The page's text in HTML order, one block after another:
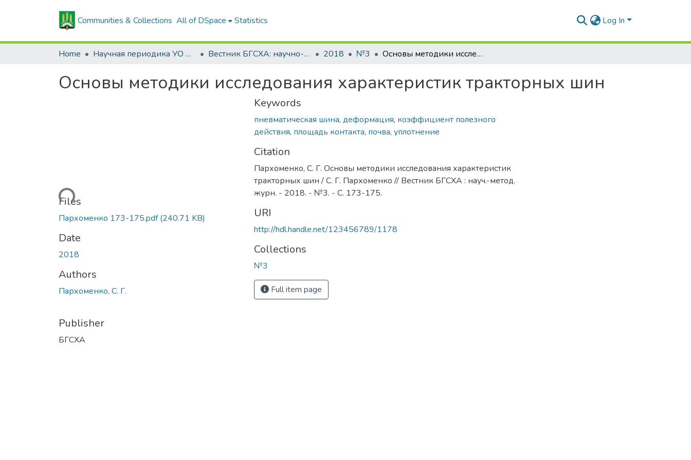
Communities & Collections All of DSpace Statistics Log In
Home Научная периодика УО БГСХА Вестник БГСХА: научно-методический журнал Белорусской государственной сельскохозяйственной академии 2018 №3 Основы методики исследования характеристик тракторных шин
Основы методики исследования характеристик тракторных шин
Loading...
Files
Пархоменко 173-175.pdf(240.71 KB)
Date
2018
Authors
Пархоменко, С. Г.
Publisher
БГСХА
Keywords
пневматическая шина, деформация, коэффициент полезного
действия, площадь контакта, почва, уплотнение
Citation
Пархоменко, С. Г. Основы методики исследования характеристик
тракторных шин / С. Г. Пархоменко // Вестник БГСХА : науч.-метод.
журн. - 2018. - №3. - С. 173-175.
URI
http://hdl.handle.net/123456789/1178
Collections
№3
Full item page